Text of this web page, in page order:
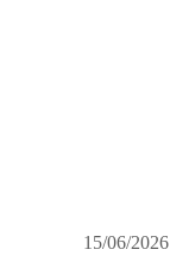
15/06/2026